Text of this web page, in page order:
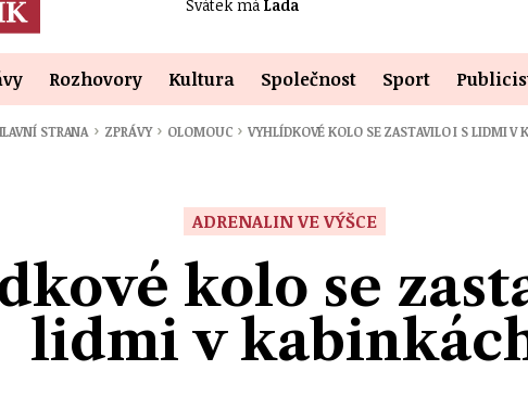
Svátek má Lada
Rozhovory Kultura Společnost Sport
STRANA › ZPRÁVY › OLOMOUC › VYHLÍDKOVÉ KOLO SE ZASTAVILO I S LIDMI V
ADRENALIN VE VÝŠCE
kolo se
lidmi v